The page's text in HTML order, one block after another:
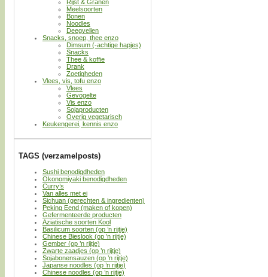
Rijst & Granen
Meelsoorten
Bonen
Noodles
Deegvellen
Snacks, snoep, thee enzo
Dimsum (-achtige hapjes)
Snacks
Thee & koffie
Drank
Zoetigheden
Vlees, vis, tofu enzo
Vlees
Gevogelte
Vis enzo
Sojaproducten
Overig vegetarisch
Keukengerei, kennis enzo
TAGS (verzamelposts)
Sushi benodigdheden
Okonomiyaki benodigdheden
Curry’s
Van alles met ei
Sichuan (gerechten & ingredienten)
Peking Eend (maken of kopen)
Gefermenteerde producten
Aziatische soorten Kool
Basilicum soorten (op ’n rijtje)
Chinese Bieslook (op ’n rijtje)
Gember (op ’n rijtje)
Zwarte zaadjes (op ’n rijtje)
Sojabonensauzen (op ’n rijtje)
Japanse noodles (op ’n rijtje)
Chinese noodles (op ’n rijtje)